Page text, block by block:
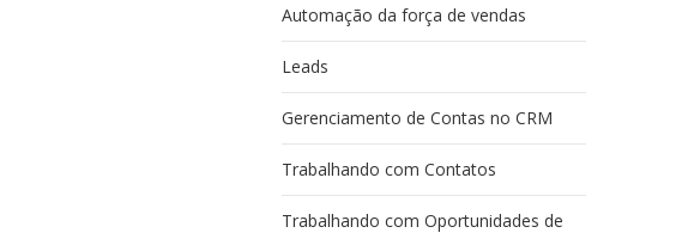
Automação da força de vendas
Leads
Gerenciamento de Contas no CRM
Trabalhando com Contatos
Trabalhando com Oportunidades de